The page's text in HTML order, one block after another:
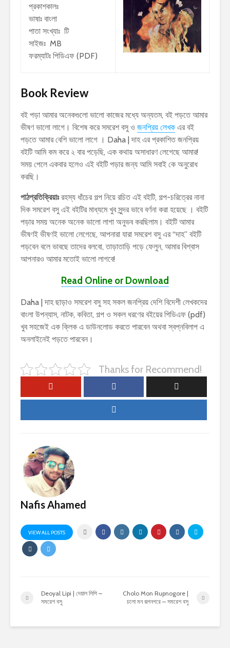
প্রকাশকালঃ
ভাষাঃ বাংলা
পাতা সংখ্যাঃ টি
সাইজঃ MB
ফরম্যাটঃ পিডিএফ (PDF)
Book Review
বই পড়া আমার অনেকগুলো ভালো কাজের মধ্যে অন্যতম, বই পড়তে আমার
ভীষণ ভালো লাগে। বিশেষ করে সমরেশ বসু ও জনপ্রিয় লেখক এর বই
পড়তে আমার বেশি ভালো লাগে । Daha | দাহ এর প্রকাশিত জনপ্রিয়
বইটি আমি কম করে ২ বার পড়েছি, এক কথায় অসাধারণ লেগেছে আমার!
সময় পেলে একবার হলেও এই বইটি পড়ার জন্য আমি সবাই কে অনুরোধ
করছি।
পাঠপ্রতিক্রিয়াঃরহস্য ধাঁচের গল্প নিয়ে রচিত এই বইটি, গল্প-চরিত্রের নানা
দিক সমরেশ বসু এই বইটির মাধ্যমে খুব সুন্দর ভাবে বর্ণনা করা হয়েছে । বইটি
পড়ার সময় অনেক অনেক ভালো লাগা অনুভব করছিলাম। বইটি আমার
ভীষণই ভীষণই ভালো লেগেছে, আপনারা যারা সমরেশ বসু এর “দাহ” বইটি
পড়বেন বলে ভাবছে তাদের বলবো, তাড়াতাড়ি পড়ে ফেলুন, আমার বিশ্বাস
আপনারও আমার মতোই ভালো লাগবে!
Read Online or Download
Daha | দাহ ছাড়াও সমরেশ বসু সহ সকল জনপ্রিয় দেশি বিদেশী লেখকদের
বাংলা উপন্যাস, নাটক, কবিতা, গল্প ও সকল ধরণের বইয়ের পিডিএফ (pdf)
খুব সহজেই এক ক্লিক এ ডাউনলোড করতে পারবেন অথবা স্বপ্নবিলাপ এ
অনলাইনেই পড়তে পারবেন।
Thanks for Recommend!
Nafis Ahamed
VIEW ALL POSTS
Deoyal Lipi | দেয়াল লিপি –
সমরেশ বসু
Cholo Mon Rupnogore |
চলো মন রূপনগরে – সমরেশ বসু